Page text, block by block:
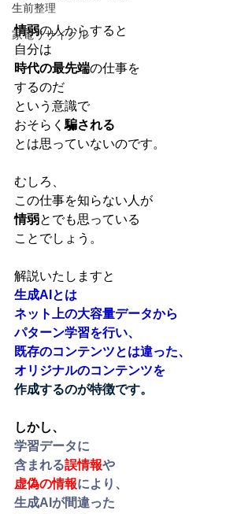
生前整理
家電リサイクル
情弱の人からすると
自分は
時代の最先端の仕事を
するのだ
という意識で
おそらく騙される
とは思っていないのです。
むしろ、
この仕事を知らない人が
情弱とでも思っている
ことでしょう。
解説いたしますと
生成AIとは
ネット上の大容量データから
パターン学習を行い、
既存のコンテンツとは違った、
オリジナルのコンテンツを
作成するのが特徴です。
しかし、
学習データに
含まれる誤情報や
虚偽の情報により、
生成AIが間違った